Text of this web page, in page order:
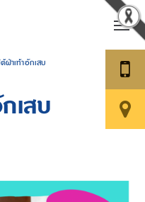
ฝ่าเท้าอักเสบ
เสบ